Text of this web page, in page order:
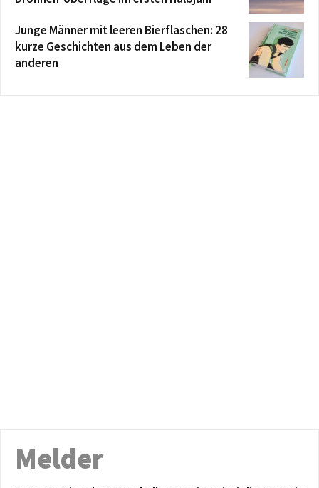
Junge Männer mit leeren Bierflaschen: 28
kurze Geschichten aus dem Leben der
anderen
Melder